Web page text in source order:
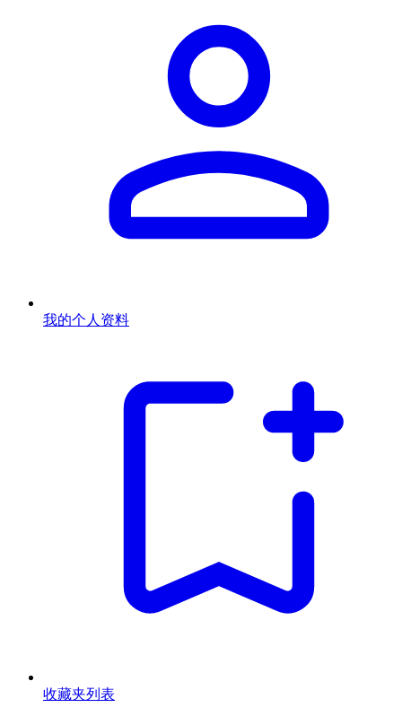
我的个人资料
收藏夹列表